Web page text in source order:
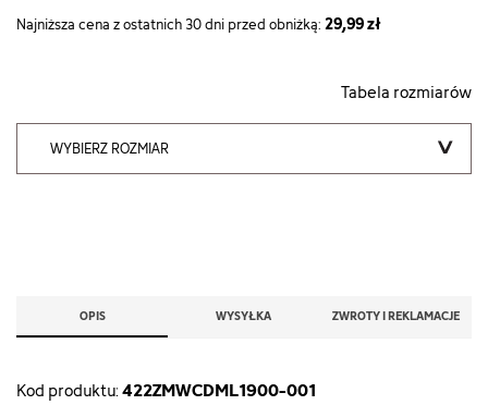
Najniższa cena z ostatnich 30 dni przed obniżką: 29,99 zł
Tabela rozmiarów
WYBIERZ ROZMIAR
OPIS WYSYŁKA ZWROTY I REKLAMACJE
Kod produktu:422ZMWCDML1900-001